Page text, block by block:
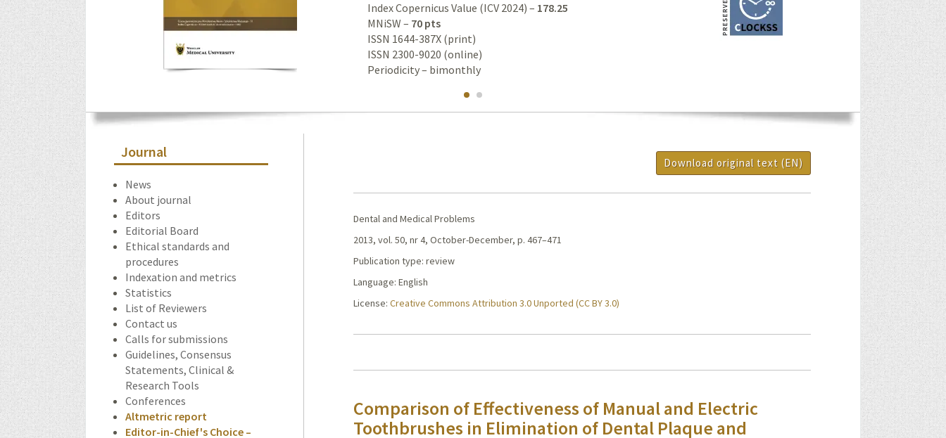
Index Copernicus Value (ICV 2024) – 178.25
MNiSW – 70 pts
ISSN 1644-387X (print)
ISSN 2300-9020 (online)
Periodicity – bimonthly
Journal
News
About journal
Editors
Editorial Board
Ethical standards and
procedures
Indexation and metrics
Statistics
List of Reviewers
Contact us
Calls for submissions
Guidelines, Consensus
Statements, Clinical &
Research Tools
Conferences
Altmetric report
Editor-in-Chief's Choice –
Download original text (EN)
Dental and Medical Problems
2013, vol. 50, nr 4, October-December, p. 467–471
Publication type: review
Language: English
License:Creative Commons Attribution 3.0 Unported (CC BY 3.0)
Comparison of Effectiveness of Manual and Electric
Toothbrushes in Elimination of Dental Plaque and